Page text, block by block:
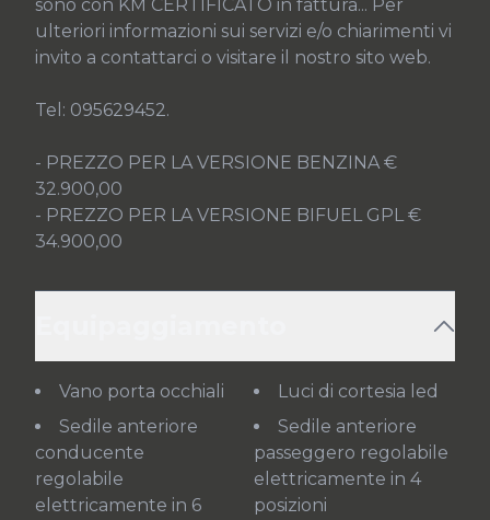
sono con KM CERTIFICATO in fattura... Per
ulteriori informazioni sui servizi e/o chiarimenti vi
invito a contattarci o visitare il nostro sito web.
Tel: 095629452.
- PREZZO PER LA VERSIONE BENZINA €
32.900,00
- PREZZO PER LA VERSIONE BIFUEL GPL €
34.900,00
Vano porta occhiali
Luci di cortesia led
Sedile anteriore
conducente
regolabile
elettricamente in 6
Sedile anteriore
passeggero regolabile
elettricamente in 4
posizioni